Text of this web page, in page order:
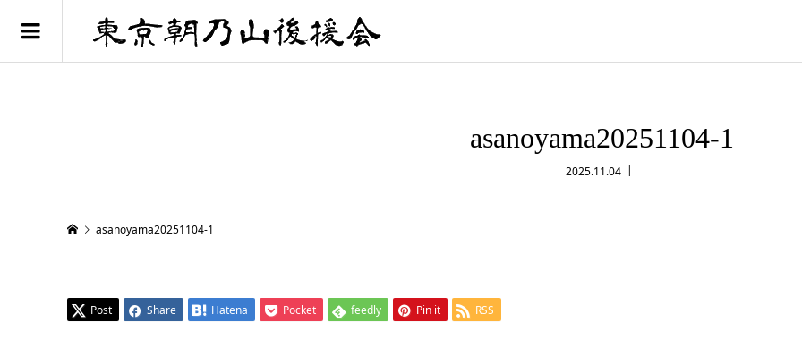
asanoyama20251104-1
2025.11.04
asanoyama20251104-1
Post Share Hatena Pocket feedly Pin it RSS